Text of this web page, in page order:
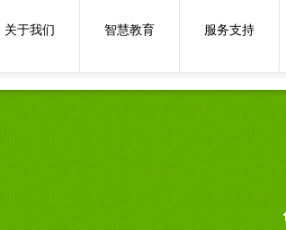
关于我们 智慧教育 服务支持